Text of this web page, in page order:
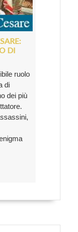
DI
ruolo
di
dei più